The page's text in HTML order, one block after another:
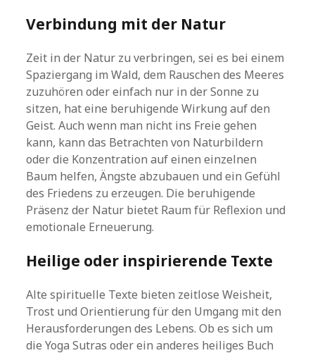
Verbindung mit der Natur
Zeit in der Natur zu verbringen, sei es bei einem
Spaziergang im Wald, dem Rauschen des Meeres
zuzuhören oder einfach nur in der Sonne zu
sitzen, hat eine beruhigende Wirkung auf den
Geist. Auch wenn man nicht ins Freie gehen
kann, kann das Betrachten von Naturbildern
oder die Konzentration auf einen einzelnen
Baum helfen, Ängste abzubauen und ein Gefühl
des Friedens zu erzeugen. Die beruhigende
Präsenz der Natur bietet Raum für Reflexion und
emotionale Erneuerung.
Heilige oder inspirierende Texte
Alte spirituelle Texte bieten zeitlose Weisheit,
Trost und Orientierung für den Umgang mit den
Herausforderungen des Lebens. Ob es sich um
die Yoga Sutras oder ein anderes heiliges Buch